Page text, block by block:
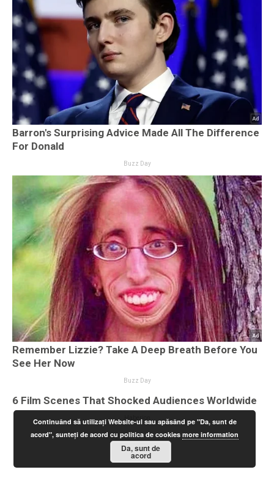
Continuând să utilizați Website-ul sau apăsând pe "Da, sunt de
acord", sunteți de acord cu politica de cookiesmore information
Da, sunt de
acord